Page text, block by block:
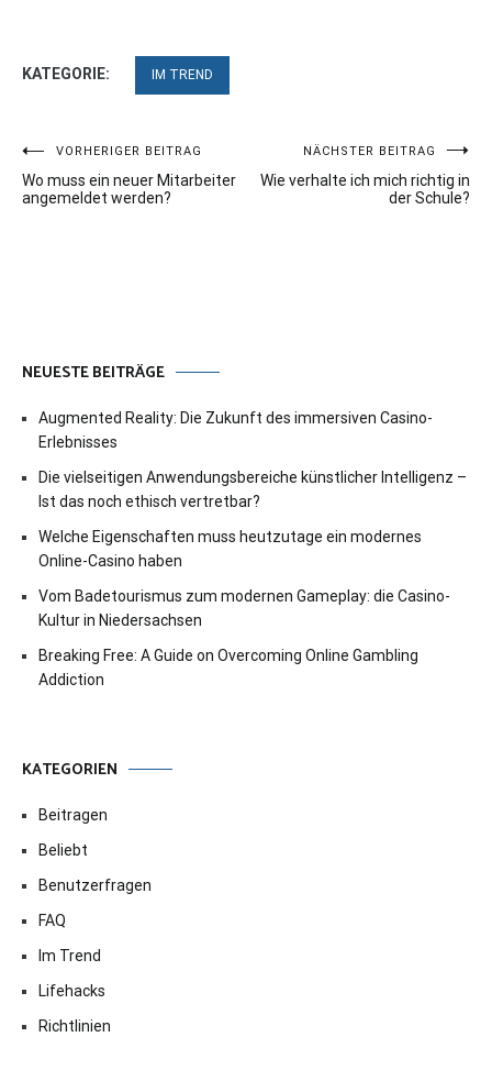
KATEGORIE: IM TREND
Beitragsnavigation
VORHERIGER BEITRAG
Wo muss ein neuer Mitarbeiter
angemeldet werden?
NÄCHSTER BEITRAG
Wie verhalte ich mich richtig in
der Schule?
NEUESTE BEITRÄGE
Augmented Reality: Die Zukunft des immersiven Casino-
Erlebnisses
Die vielseitigen Anwendungsbereiche künstlicher Intelligenz –
Ist das noch ethisch vertretbar?
Welche Eigenschaften muss heutzutage ein modernes
Online-Casino haben
Vom Badetourismus zum modernen Gameplay: die Casino-
Kultur in Niedersachsen
Breaking Free: A Guide on Overcoming Online Gambling
Addiction
KATEGORIEN
Beitragen
Beliebt
Benutzerfragen
FAQ
Im Trend
Lifehacks
Richtlinien